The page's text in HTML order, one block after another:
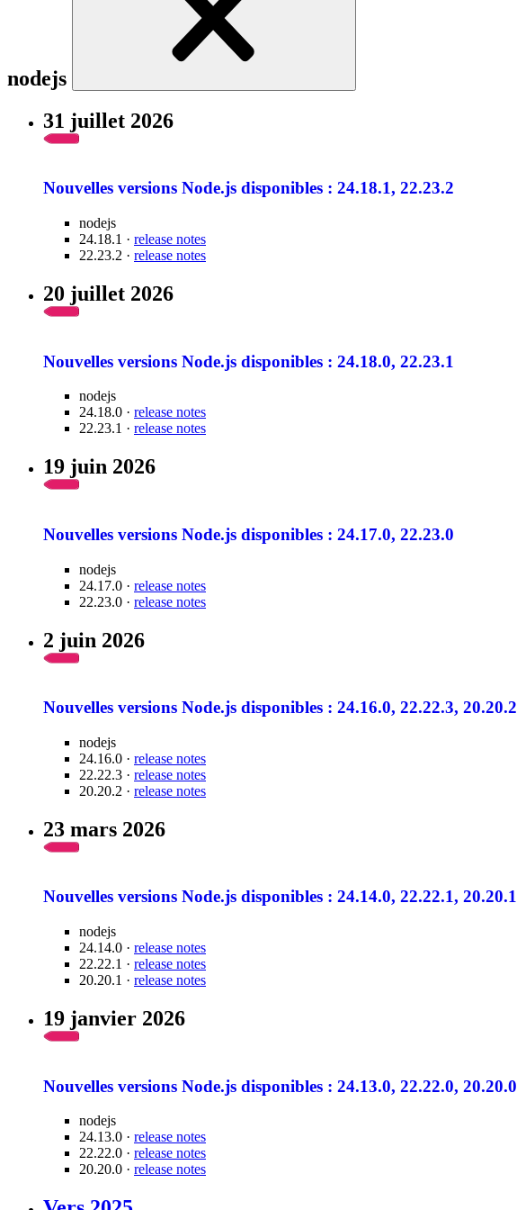
nodejs
31 juillet 2026
Nouvelles versions Node.js disponibles : 24.18.1, 22.23.2
nodejs
24.18.1 · release notes
22.23.2 · release notes
20 juillet 2026
Nouvelles versions Node.js disponibles : 24.18.0, 22.23.1
nodejs
24.18.0 · release notes
22.23.1 · release notes
19 juin 2026
Nouvelles versions Node.js disponibles : 24.17.0, 22.23.0
nodejs
24.17.0 · release notes
22.23.0 · release notes
2 juin 2026
Nouvelles versions Node.js disponibles : 24.16.0, 22.22.3, 20.20.2
nodejs
24.16.0 · release notes
22.22.3 · release notes
20.20.2 · release notes
23 mars 2026
Nouvelles versions Node.js disponibles : 24.14.0, 22.22.1, 20.20.1
nodejs
24.14.0 · release notes
22.22.1 · release notes
20.20.1 · release notes
19 janvier 2026
Nouvelles versions Node.js disponibles : 24.13.0, 22.22.0, 20.20.0
nodejs
24.13.0 · release notes
22.22.0 · release notes
20.20.0 · release notes